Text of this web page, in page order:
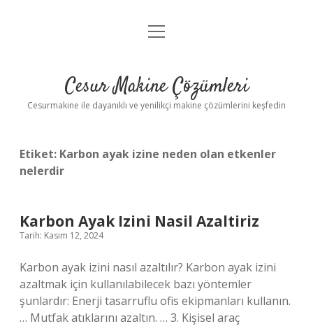
Anasayfa
Yasal Uyarı
menüyü
Cesur Makine Çözümleri
Cesurmakine ile dayanıklı ve yenilikçi makine çözümlerini keşfedin
Etiket: Karbon ayak izine neden olan etkenler
nelerdir
Karbon Ayak Izini Nasil Azaltiriz
Tarih: Kasım 12, 2024
Karbon ayak izini nasıl azaltılır? Karbon ayak izini
azaltmak için kullanılabilecek bazı yöntemler
şunlardır: Enerji tasarruflu ofis ekipmanları kullanın.
… Mutfak atıklarını azaltın. … 3. Kişisel araç